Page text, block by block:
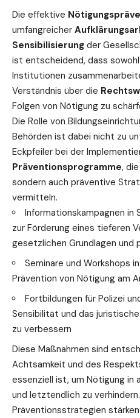
Die effektive
umfangreicher
Sensibilisierung der
ist entscheidend, dass
Institutionen
Verständnis über die
Folgen von Nötigung zu
Die Rolle von
Behörden ist dabei nicht zu
Eckpfeiler bei der
Präventionsprogramme,
sondern auch präventive
vermitteln.
Informationskampagnen in
zur Förderung eines tieferen
gesetzlichen Grundlagen und
Seminare und Workshops
Prävention von Nötigung am
Fortbildungen für Polizei
Sensibilität und das
zu verbessern
Diese Maßnahmen sind
Achtsamkeit und des
essenziell ist, um Nötigung in
und letztendlich zu
Präventionsstrategien